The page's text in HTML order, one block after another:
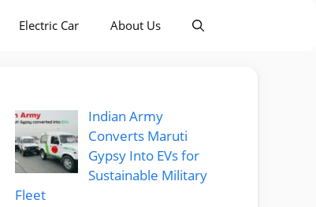
Electric Car About Us
Indian Army
Converts Maruti
Gypsy Into EVs for
Sustainable Military
Fleet